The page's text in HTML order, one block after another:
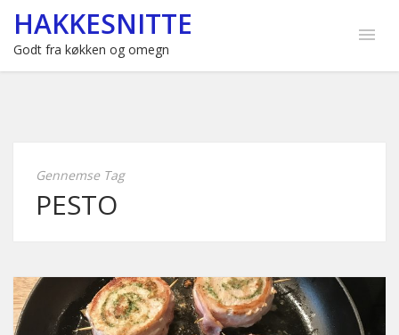
HAKKESNITTE
Godt fra køkken og omegn
Gennemse Tag
PESTO